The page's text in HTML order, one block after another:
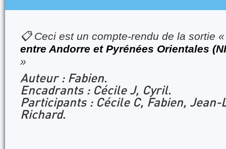
📋 Ceci est un compte-rendu de la sortie
entre Andorre et Pyrénées Orientales
»
Auteur : Fabien.
Encadrants : Cécile J, Cyril.
Participants : Cécile C, Fabien,
Richard.